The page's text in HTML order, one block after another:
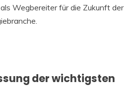
Wegbereiter für die Zukunft der
der wichtigsten